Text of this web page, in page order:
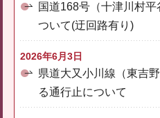
国道168号（十津川村
ついて(迂回路有り)
2026年6月3日
県道大又小川線（東吉
る通行止について